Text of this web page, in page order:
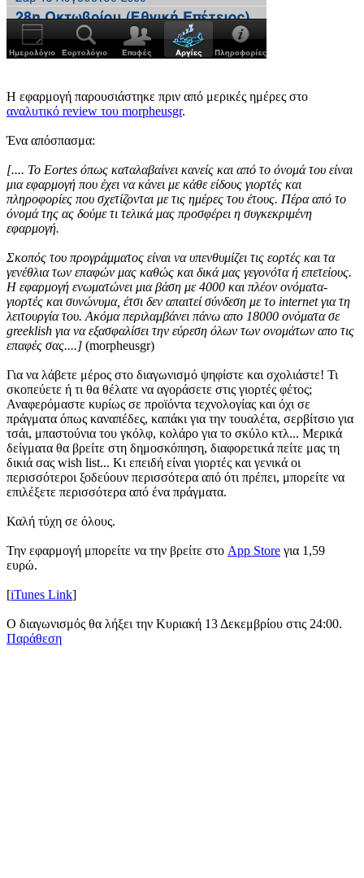
Η εφαρμογή παρουσιάστηκε πριν από μερικές ημέρες στο
αναλυτικό review του morpheusgr.
Ένα απόσπασμα:
[.... Το Eortes όπως καταλαβαίνει κανείς και από το όνομά του είναι
μια εφαρμογή που έχει να κάνει με κάθε είδους γιορτές και
πληροφορίες που σχετίζονται με τις ημέρες του έτους. Πέρα από το
όνομά της ας δούμε τι τελικά μας προσφέρει η συγκεκριμένη
εφαρμογή.
Σκοπός του προγράμματος είναι να υπενθυμίζει τις εορτές και τα
γενέθλια των επαφών μας καθώς και δικά μας γεγονότα ή επετείους.
Η εφαρμογή ενωματώνει μια βάση με 4000 και πλέον ονόματα-
γιορτές και συνώνυμα, έτσι δεν απαιτεί σύνδεση με το internet για τη
λειτουργία του. Ακόμα περιλαμβάνει πάνω απο 18000 ονόματα σε
greeklish για να εξασφαλίσει την εύρεση όλων των ονομάτων απο τις
επαφές σας....] (morpheusgr)
Για να λάβετε μέρος στο διαγωνισμό ψηφίστε και σχολιάστε! Τι
σκοπεύετε ή τι θα θέλατε να αγοράσετε στις γιορτές φέτος;
Αναφερόμαστε κυρίως σε προϊόντα τεχνολογίας και όχι σε
πράγματα όπως καναπέδες, καπάκι για την τουαλέτα, σερβίτσιο για
τσάι, μπαστούνια του γκόλφ, κολάρο για το σκύλο κτλ... Μερικά
δείγματα θα βρείτε στη δημοσκόπηση, διαφορετικά πείτε μας τη
δικιά σας wish list... Κι επειδή είναι γιορτές και γενικά οι
περισσότεροι ξοδεύουν περισσότερα από ότι πρέπει, μπορείτε να
επιλέξετε περισσότερα από ένα πράγματα.
Καλή τύχη σε όλους.
Την εφαρμογή μπορείτε να την βρείτε στο App Store για 1,59
ευρώ.
[iTunes Link]
Ο διαγωνισμός θα λήξει την Κυριακή 13 Δεκεμβρίου στις 24:00.
Παράθεση